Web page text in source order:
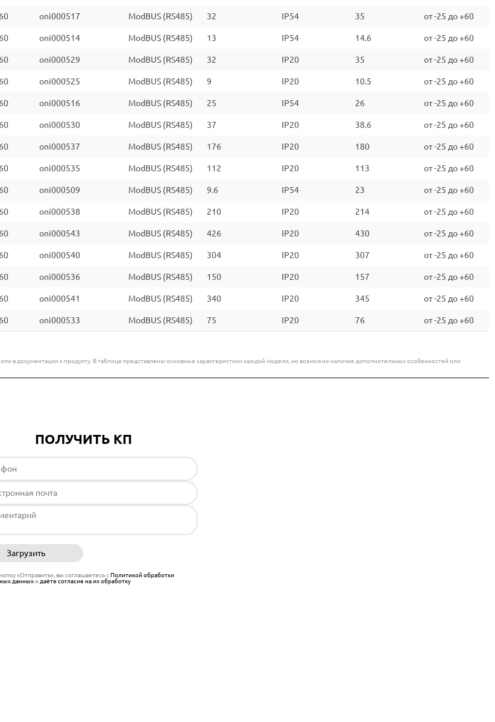
oni000517 ModBUS (RS485) 32 IP54 35 от -25 до +60
oni000514 ModBUS (RS485) 13 IP54 14.6 от -25 до +60
oni000529 ModBUS (RS485) 32 IP20 35 от -25 до +60
oni000525 ModBUS (RS485) 9 IP20 10.5 от -25 до +60
oni000516 ModBUS (RS485) 25 IP54 26 от -25 до +60
oni000530 ModBUS (RS485) 37 IP20 38.6 от -25 до +60
oni000537 ModBUS (RS485) 176 IP20 180 от -25 до +60
oni000535 ModBUS (RS485) 112 IP20 113 от -25 до +60
oni000509 ModBUS (RS485) 9.6 IP54 23 от -25 до +60
oni000538 ModBUS (RS485) 210 IP20 214 от -25 до +60
oni000543 ModBUS (RS485) 426 IP20 430 от -25 до +60
oni000540 ModBUS (RS485) 304 IP20 307 от -25 до +60
oni000536 ModBUS (RS485) 150 IP20 157 от -25 до +60
oni000541 ModBUS (RS485) 340 IP20 345 от -25 до +60
oni000533 ModBUS (RS485) 75 IP20 76 от -25 до +60
в документации к продукту. В таблице представлены основные характеристики каждой модели, но возможно наличие дополнительных особенностей или
ПОЛУЧИТЬ КП
Загрузить
«Отправить», вы соглашаетесь сПолитикой обработки
данныхи даёте согласие на их обработку